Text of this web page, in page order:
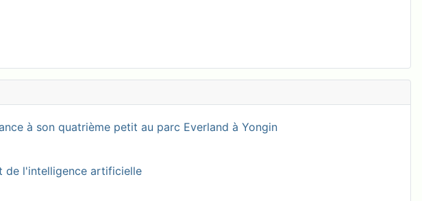
à son quatrième petit au parc Everland à Yongin
de l'intelligence artificielle